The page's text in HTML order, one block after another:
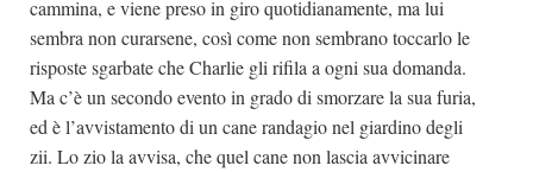
cammina, e viene preso in giro quotidianamente, ma lui
sembra non curarsene, così come non sembrano toccarlo le
risposte sgarbate che Charlie gli rifila a ogni sua domanda.
Ma c’è un secondo evento in grado di smorzare la sua furia,
ed è l’avvistamento di un cane randagio nel giardino degli
zii. Lo zio la avvisa, che quel cane non lascia avvicinare